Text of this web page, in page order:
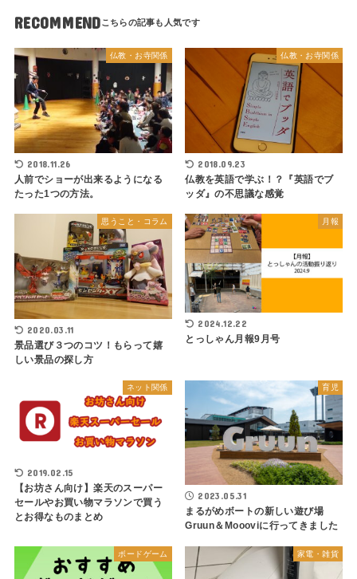
RECOMMEND
仏教・お寺関係
2018.11.26
人前でショーが出来るようになる
たった1つの方法。
仏教・お寺関係
2018.09.23
仏教を英語で学ぶ！？『英語でブ
ッダ』の不思議な感覚
思うこと・コラム
2020.03.11
景品選び３つのコツ！もらって嬉
しい景品の探し方
月報
2024.12.22
とっしゃん月報9月号
ネット関係
2019.02.15
【お坊さん向け】楽天のスーパー
セールやお買い物マラソンで買う
とお得なものまとめ
育児
2023.05.31
まるがめボートの新しい遊び場
Gruun＆Moooviに行ってきました
ボードゲーム 家電・雑貨